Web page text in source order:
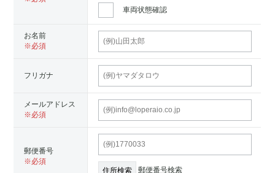
車両状態確認
お名前
フリガナ
メールアドレス
郵便番号
郵便番号検索